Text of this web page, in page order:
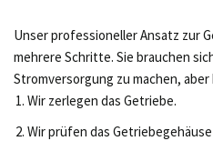
Unser professioneller Ansatz zur
mehrere Schritte. Sie brauchen
Stromversorgung zu machen,
Wir zerlegen das Getriebe.
Wir prüfen das